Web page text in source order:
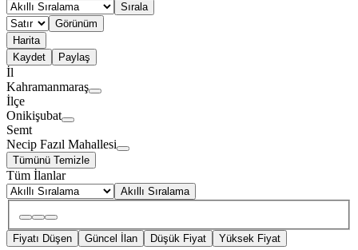
Sırala
Görünüm
Harita
Kaydet
Paylaş
İl
Kahramanmaraş
İlçe
Onikişubat
Semt
Necip Fazıl Mahallesi
Tümünü Temizle
Tüm İlanlar
Akıllı Sıralama
Fiyatı Düşen Güncel İlan Düşük Fiyat Yüksek Fiyat